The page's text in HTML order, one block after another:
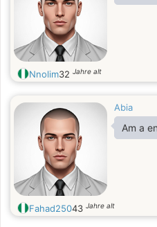
Nnolim32 Jahre alt
Abia
Am a
Fahad25043 Jahre alt